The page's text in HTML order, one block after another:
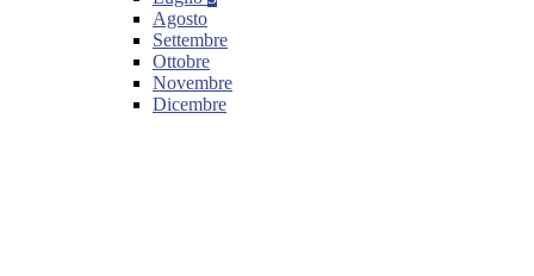
Agosto
Settembre
Ottobre
Novembre
Dicembre